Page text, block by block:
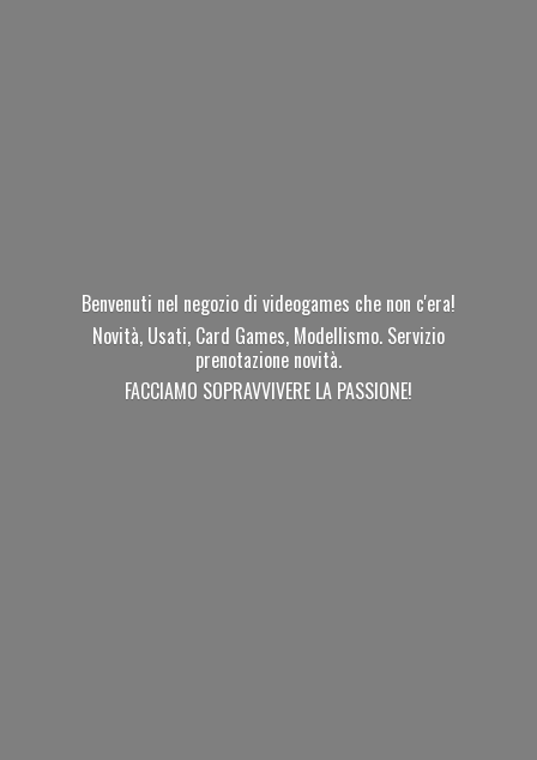
Benvenuti nel negozio di videogames che non c'era!
Novità, Usati, Card Games, Modellismo. Servizio
prenotazione novità.
FACCIAMO SOPRAVVIVERE LA PASSIONE!